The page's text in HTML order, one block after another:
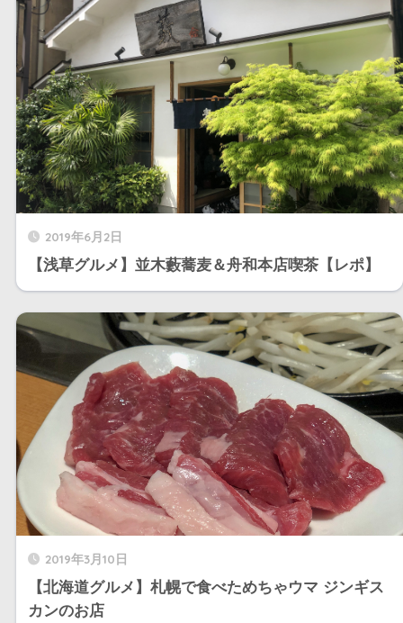
2019年6月2日
【浅草グルメ】並木藪蕎麦＆舟和本店喫茶【レポ】
2019年3月10日
【北海道グルメ】札幌で食べためちゃウマ ジンギス
カンのお店